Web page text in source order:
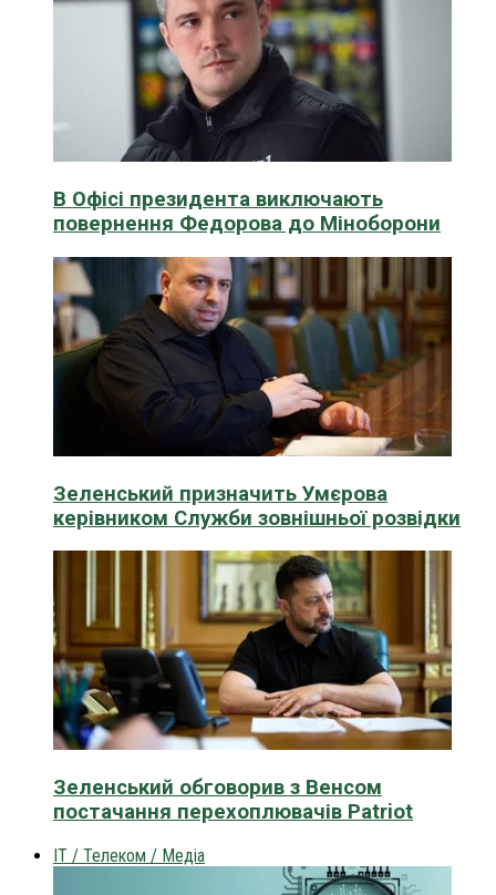
В Офісі президента виключають
повернення Федорова до Міноборони
Зеленський призначить Умєрова
керівником Служби зовнішньої розвідки
Зеленський обговорив з Венсом
постачання перехоплювачів Patriot
IT / Телеком / Медіа